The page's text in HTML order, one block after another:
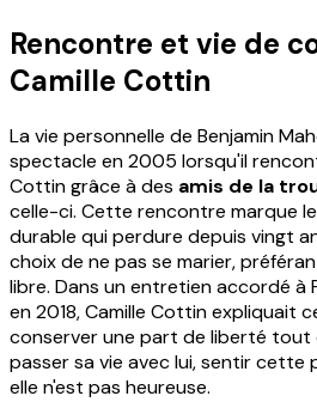
Rencontre et vie de
Camille Cottin
La vie personnelle de Benjamin
spectacle en 2005 lorsqu'il
Cottin grâce à des amis de la
celle-ci. Cette rencontre marque
durable qui perdure depuis vingt
choix de ne pas se marier,
libre. Dans un entretien accordé à
en 2018, Camille Cottin expliquait
conserver une part de liberté tout
passer sa vie avec lui, sentir cette
elle n'est pas heureuse.